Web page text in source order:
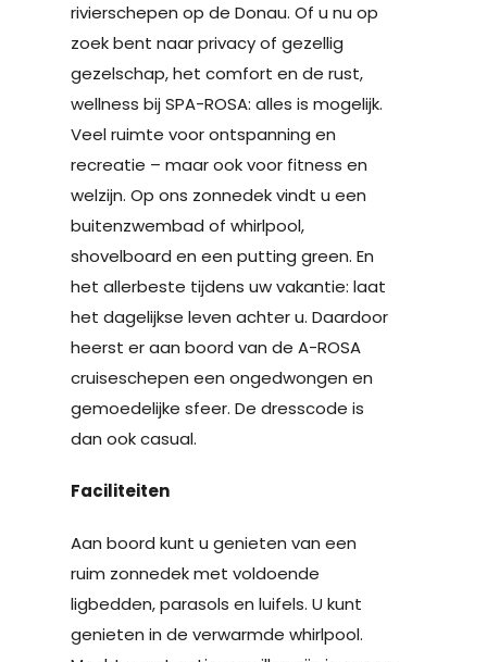
rivierschepen op de Donau. Of u nu op
zoek bent naar privacy of gezellig
gezelschap, het comfort en de rust,
wellness bij SPA-ROSA: alles is mogelijk.
Veel ruimte voor ontspanning en
recreatie – maar ook voor fitness en
welzijn. Op ons zonnedek vindt u een
buitenzwembad of whirlpool,
shovelboard en een putting green. En
het allerbeste tijdens uw vakantie: laat
het dagelijkse leven achter u. Daardoor
heerst er aan boord van de A-ROSA
cruiseschepen een ongedwongen en
gemoedelijke sfeer. De dresscode is
dan ook casual.
Faciliteiten
Aan boord kunt u genieten van een
ruim zonnedek met voldoende
ligbedden, parasols en luifels. U kunt
genieten in de verwarmde whirlpool.